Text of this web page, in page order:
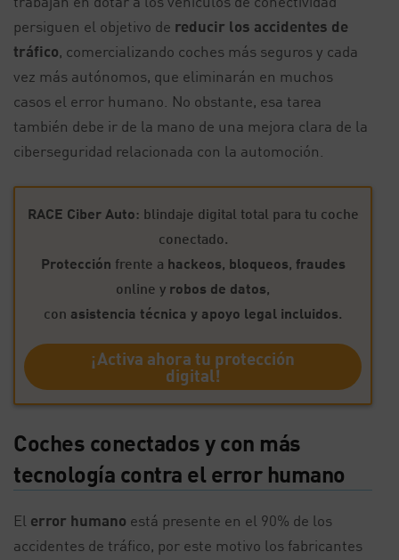
persiguen el objetivo de reducir los accidentes de
tráfico, comercializando coches más seguros y cada
vez más autónomos, que eliminarán en muchos
casos el error humano. No obstante, esa tarea
también debe ir de la mano de una mejora clara de la
ciberseguridad relacionada con la automoción.
RACE Ciber Auto: blindaje digital total para tu coche
conectado.
Protección frente a hackeos, bloqueos, fraudes
online y robos de datos,
con asistencia técnica y apoyo legal incluidos.
¡Activa ahora tu protección
digital!
Coches conectados y con más
tecnología contra el error humano
El error humano está presente en el 90% de los
accidentes de tráfico, por este motivo los fabricantes